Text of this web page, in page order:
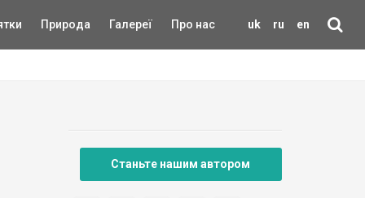
uk ru en
Природа Галереї Про нас
Станьте нашим автором